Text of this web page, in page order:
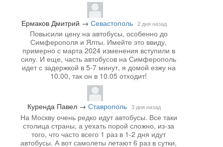
Ермаков Дмитрий → Севастополь 2 дня назад
Повысили цену на автобусы, особенно до
Симферополя и Ялты. Имейте это ввиду,
примерно с марта 2024 изменения вступили в
силу. И еще, часть автобусов на Симферополь
идет с задержкой в 5-7 минут, я домой езжу на
10.00, так он в 10.05 отходит!
Куренда Павел→ Ставрополь 3 дня назад
На Москву очень редко идут автобусы. Все таки
столица страны, а уехать порой сложно, из-за
того, что часто всего 1 раз в 1-2 дня идут
автобусы. А вот самолеты летают 6 раз в сутки,